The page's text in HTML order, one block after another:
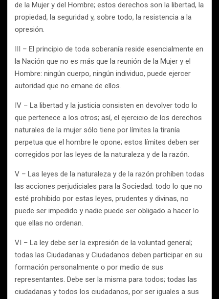
de la Mujer y del Hombre; estos derechos son la libertad, la
propiedad, la seguridad y, sobre todo, la resistencia a la
opresión.
III – El principio de toda soberanía reside esencialmente en
la Nación que no es más que la reunión de la Mujer y el
Hombre: ningún cuerpo, ningún individuo, puede ejercer
autoridad que no emane de ellos.
IV – La libertad y la justicia consisten en devolver todo lo
que pertenece a los otros; así, el ejercicio de los derechos
naturales de la mujer sólo tiene por límites la tiranía
perpetua que el hombre le opone; estos límites deben ser
corregidos por las leyes de la naturaleza y de la razón.
V – Las leyes de la naturaleza y de la razón prohíben todas
las acciones perjudiciales para la Sociedad: todo lo que no
esté prohibido por estas leyes, prudentes y divinas, no
puede ser impedido y nadie puede ser obligado a hacer lo
que ellas no ordenan.
VI – La ley debe ser la expresión de la voluntad general;
todas las Ciudadanas y Ciudadanos deben participar en su
formación personalmente o por medio de sus
representantes. Debe ser la misma para todos; todas las
ciudadanas y todos los ciudadanos, por ser iguales a sus